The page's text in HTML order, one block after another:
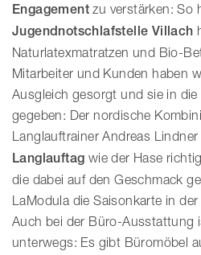
Engagement zu verstärken: So
Jugendnotschlafstelle Villach
Naturlatexmatratzen und Bio-
Mitarbeiter und Kunden haben
Ausgleich gesorgt und sie in die
gegeben: Der nordische
Langlauftrainer Andreas
Langlauftag wie der Hase
die dabei auf den Geschmack
LaModula die Saisonkarte in
Auch bei der Büro-Ausstattung
unterwegs: Es gibt Büromöbel